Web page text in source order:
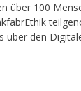
über 100
über den